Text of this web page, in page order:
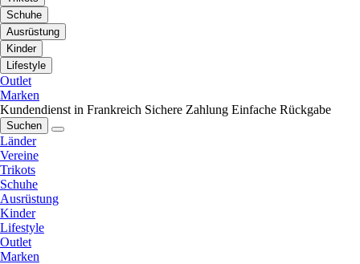
Schuhe
Ausrüstung
Kinder
Lifestyle
Outlet
Marken
Kundendienst in Frankreich Sichere Zahlung Einfache Rückgabe
Suchen
Länder
Vereine
Trikots
Schuhe
Ausrüstung
Kinder
Lifestyle
Outlet
Marken